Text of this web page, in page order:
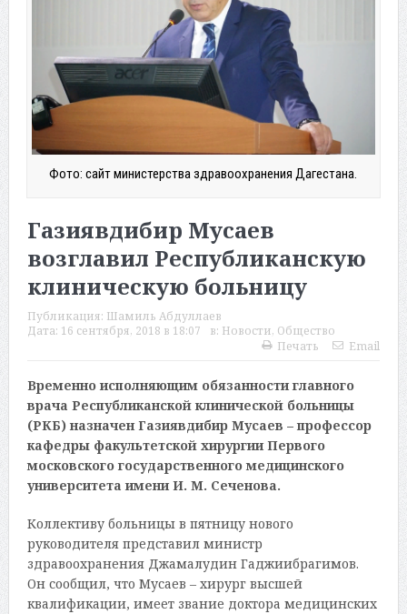
Фото: сайт министерства здравоохранения Дагестана.
Газиявдибир Мусаев
возглавил Республиканскую
клиническую больницу
Публикация: Шамиль Абдуллаев
Дата: 16 сентября, 2018 в 18:07 в: Новости, Общество
Печать
Email
Временно исполняющим обязанности главного
врача Республиканской клинической больницы
(РКБ) назначен Газиявдибир Мусаев – профессор
кафедры факультетской хирургии Первого
московского государственного медицинского
университета имени И. М. Сеченова.
Коллективу больницы в пятницу нового
руководителя представил министр
здравоохранения Джамалудин Гаджиибрагимов.
Он сообщил, что Мусаев – хирург высшей
квалификации, имеет звание доктора медицинских